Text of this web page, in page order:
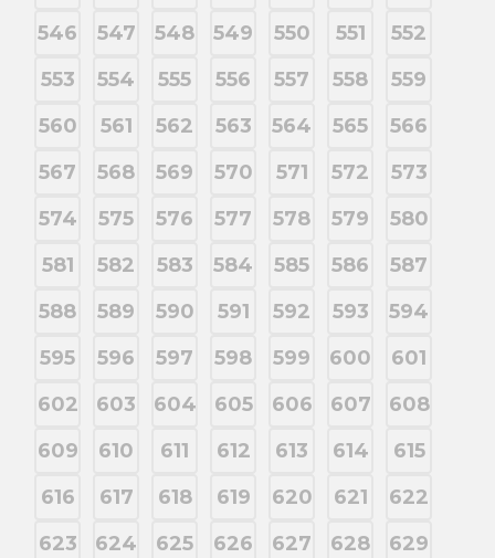
546
547 548 549 550 551
552
553
554 555 556 557 558
559
560
561 562 563 564 565
566
567
568 569 570 571 572
573
574
575 576 577 578 579
580
581
582 583 584 585 586
587
588
589 590 591 592 593
594
595
596 597 598 599 600
601
602
603 604 605 606 607
608
609
610 611 612 613 614
615
616
617 618 619 620 621
622
623
624 625 626 627 628
629